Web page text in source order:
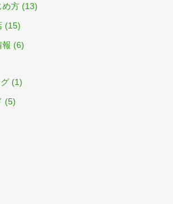
め方 (13)
(15)
報 (6)
(1)
(5)